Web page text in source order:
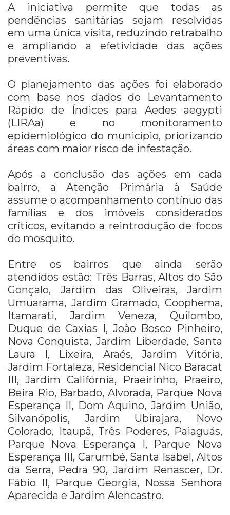
A iniciativa permite que todas as
pendências sanitárias sejam resolvidas
em uma única visita, reduzindo retrabalho
e ampliando a efetividade das ações
preventivas.
O planejamento das ações foi elaborado
com base nos dados do Levantamento
Rápido de Índices para Aedes aegypti
(LIRAa) e no monitoramento
epidemiológico do município, priorizando
áreas com maior risco de infestação.
Após a conclusão das ações em cada
bairro, a Atenção Primária à Saúde
assume o acompanhamento contínuo das
famílias e dos imóveis considerados
críticos, evitando a reintrodução de focos
do mosquito.
Entre os bairros que ainda serão
atendidos estão: Três Barras, Altos do São
Gonçalo, Jardim das Oliveiras, Jardim
Umuarama, Jardim Gramado, Coophema,
Itamarati, Jardim Veneza, Quilombo,
Duque de Caxias I, João Bosco Pinheiro,
Nova Conquista, Jardim Liberdade, Santa
Laura I, Lixeira, Araés, Jardim Vitória,
Jardim Fortaleza, Residencial Nico Baracat
III, Jardim Califórnia, Praeirinho, Praeiro,
Beira Rio, Barbado, Alvorada, Parque Nova
Esperança II, Dom Aquino, Jardim União,
Silvanópolis, Jardim Ubirajara, Novo
Colorado, Itaupã, Três Poderes, Paiaguás,
Parque Nova Esperança I, Parque Nova
Esperança III, Carumbé, Santa Isabel, Altos
da Serra, Pedra 90, Jardim Renascer, Dr.
Fábio II, Parque Georgia, Nossa Senhora
Aparecida e Jardim Alencastro.